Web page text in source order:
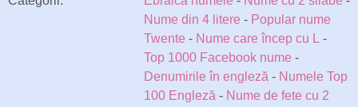
Nume din 4 litere - Popular nume
Twente - Nume care încep cu L -
Top 1000 Facebook nume -
Denumirile în engleză - Numele Top
100 Engleză - Nume de fete cu 2